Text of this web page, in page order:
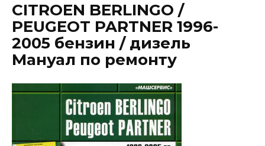
CITROEN BERLINGO /
PEUGEOT PARTNER 1996-
2005 бензин / дизель
Мануал по ремонту